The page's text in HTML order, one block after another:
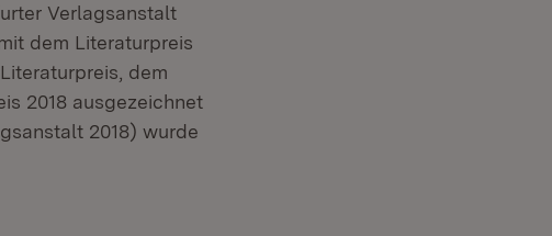
Verlagsanstalt
dem Literaturpreis
dem
2018 ausgezeichnet
2018) wurde